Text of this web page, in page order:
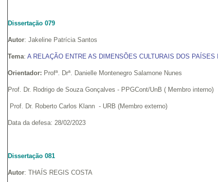
Dissertação 079
Autor: Jakeline Patrícia Santos
Tema: A RELAÇÃO ENTRE AS DIMENSÕES CULTURAIS DOS
Orientador: Profª. Drª. Danielle Montenegro Salamone Nunes
Prof. Dr. Rodrigo de Souza Gonçalves - PPGCont/UnB ( Membro interno)
Prof. Dr. Roberto Carlos Klann - URB (Membro externo)
Data da defesa: 28/02/2023
Dissertação 081
Autor: THAÍS REGIS COSTA